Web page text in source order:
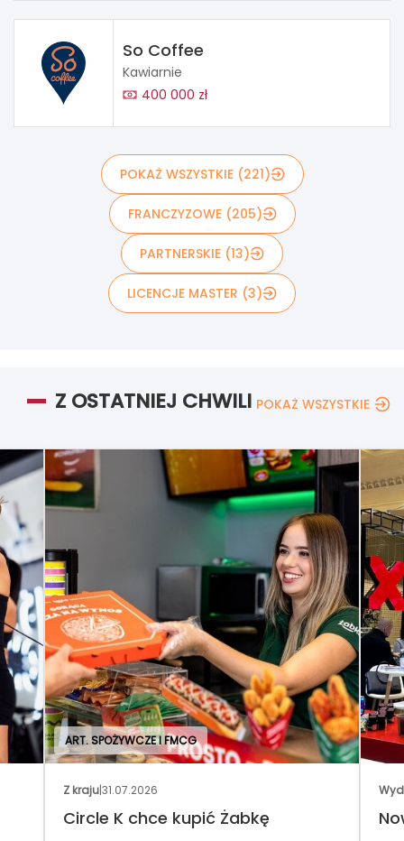
So Coffee
Kawiarnie
400 000 zł
POKAŻ WSZYSTKIE (221)
FRANCZYZOWE (205)
PARTNERSKIE (13)
LICENCJE MASTER (3)
Z OSTATNIEJ CHWILI POKAŻ WSZYSTKIE
ART. SPOŻYWCZE I FMCG
Z kraju|31.07.2026
Circle K chce kupić Żabkę